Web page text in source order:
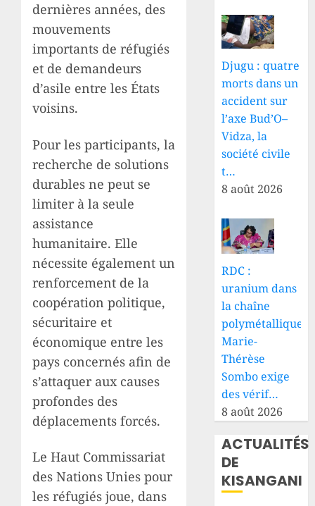
dernières années, des
mouvements
importants de réfugiés
et de demandeurs
d’asile entre les États
voisins.
Pour les participants, la
recherche de solutions
durables ne peut se
limiter à la seule
assistance
humanitaire. Elle
nécessite également un
renforcement de la
coopération politique,
sécuritaire et
économique entre les
pays concernés afin de
s’attaquer aux causes
profondes des
déplacements forcés.
Le Haut Commissariat
des Nations Unies pour
les réfugiés joue, dans
Djugu : quatre
morts dans un
accident sur
l’axe Bud’O–
Vidza, la
société civile
t…
8 août 2026
RDC :
uranium dans
la chaîne
polymétallique,
Marie-
Thérèse
Sombo exige
des vérif…
8 août 2026
ACTUALITÉS
DE
KISANGANI